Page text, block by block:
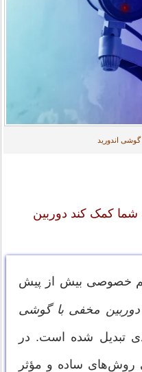
اندورید
شما کمک کند دوربین
خصوصی بیش از پیش
مخفی با گوشی
تبدیل شده است. در
روش‌های ساده و مؤثر